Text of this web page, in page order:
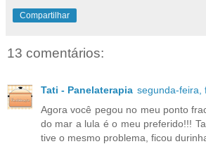
Compartilhar
13 comentários:
Tati - Panelaterapia segunda-feira,
Agora você pegou no meu ponto
do mar a lula é o meu preferido!!!
tive o mesmo problema, ficou